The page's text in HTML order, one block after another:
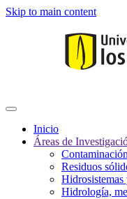
Skip to main content
Inicio
Áreas de
Residuos
Hidrosistemas
Hidrología,